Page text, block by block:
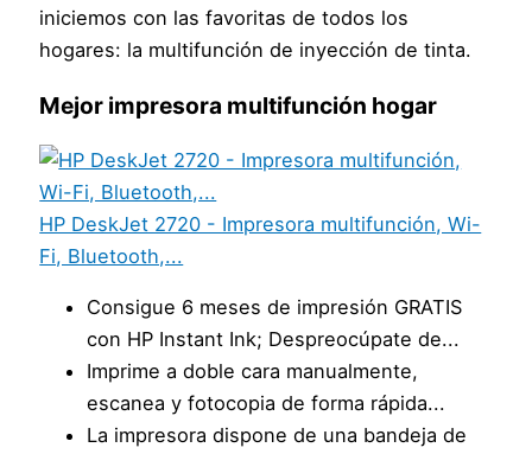
iniciemos con las favoritas de todos los
hogares: la multifunción de inyección de tinta.
Mejor impresora multifunción hogar
HP DeskJet 2720 - Impresora multifunción, Wi-
Fi, Bluetooth,...
Consigue 6 meses de impresión GRATIS
con HP Instant Ink; Despreocúpate de...
Imprime a doble cara manualmente,
escanea y fotocopia de forma rápida...
La impresora dispone de una bandeja de